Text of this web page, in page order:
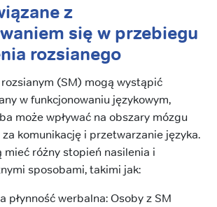
z
się w przebiegu
rozsianego
(SM) mogą wystąpić
w funkcjonowaniu językowym,
może wpływać na obszary mózgu
komunikację i przetwarzanie języka.
mieć różny stopień nasilenia i
sposobami, takimi jak:
płynność werbalna: Osoby z SM